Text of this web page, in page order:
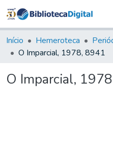
&
Início Hemeroteca
O Imparcial, 1978, 8941
O Imparcial,